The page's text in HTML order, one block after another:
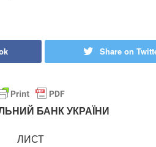
Share on
БАНК УКРАЇНИ
ЛИСТ